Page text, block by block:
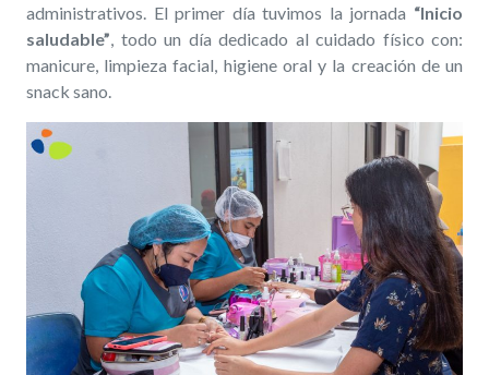
administrativos. El primer día tuvimos la jornada “Inicio
saludable” , todo un día dedicado al cuidado físico con:
manicure, limpieza facial, higiene oral y la creación de un
snack sano.